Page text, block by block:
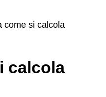
come si calcola
calcola